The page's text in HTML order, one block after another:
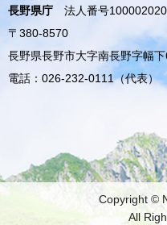
長野県庁
法人番号
〒380-8570
長野県長野市大字南長野字幅
電話：026-232-0111（代表）
Copyright ©
All